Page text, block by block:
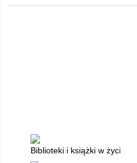
Biblioteki i książki w życiu